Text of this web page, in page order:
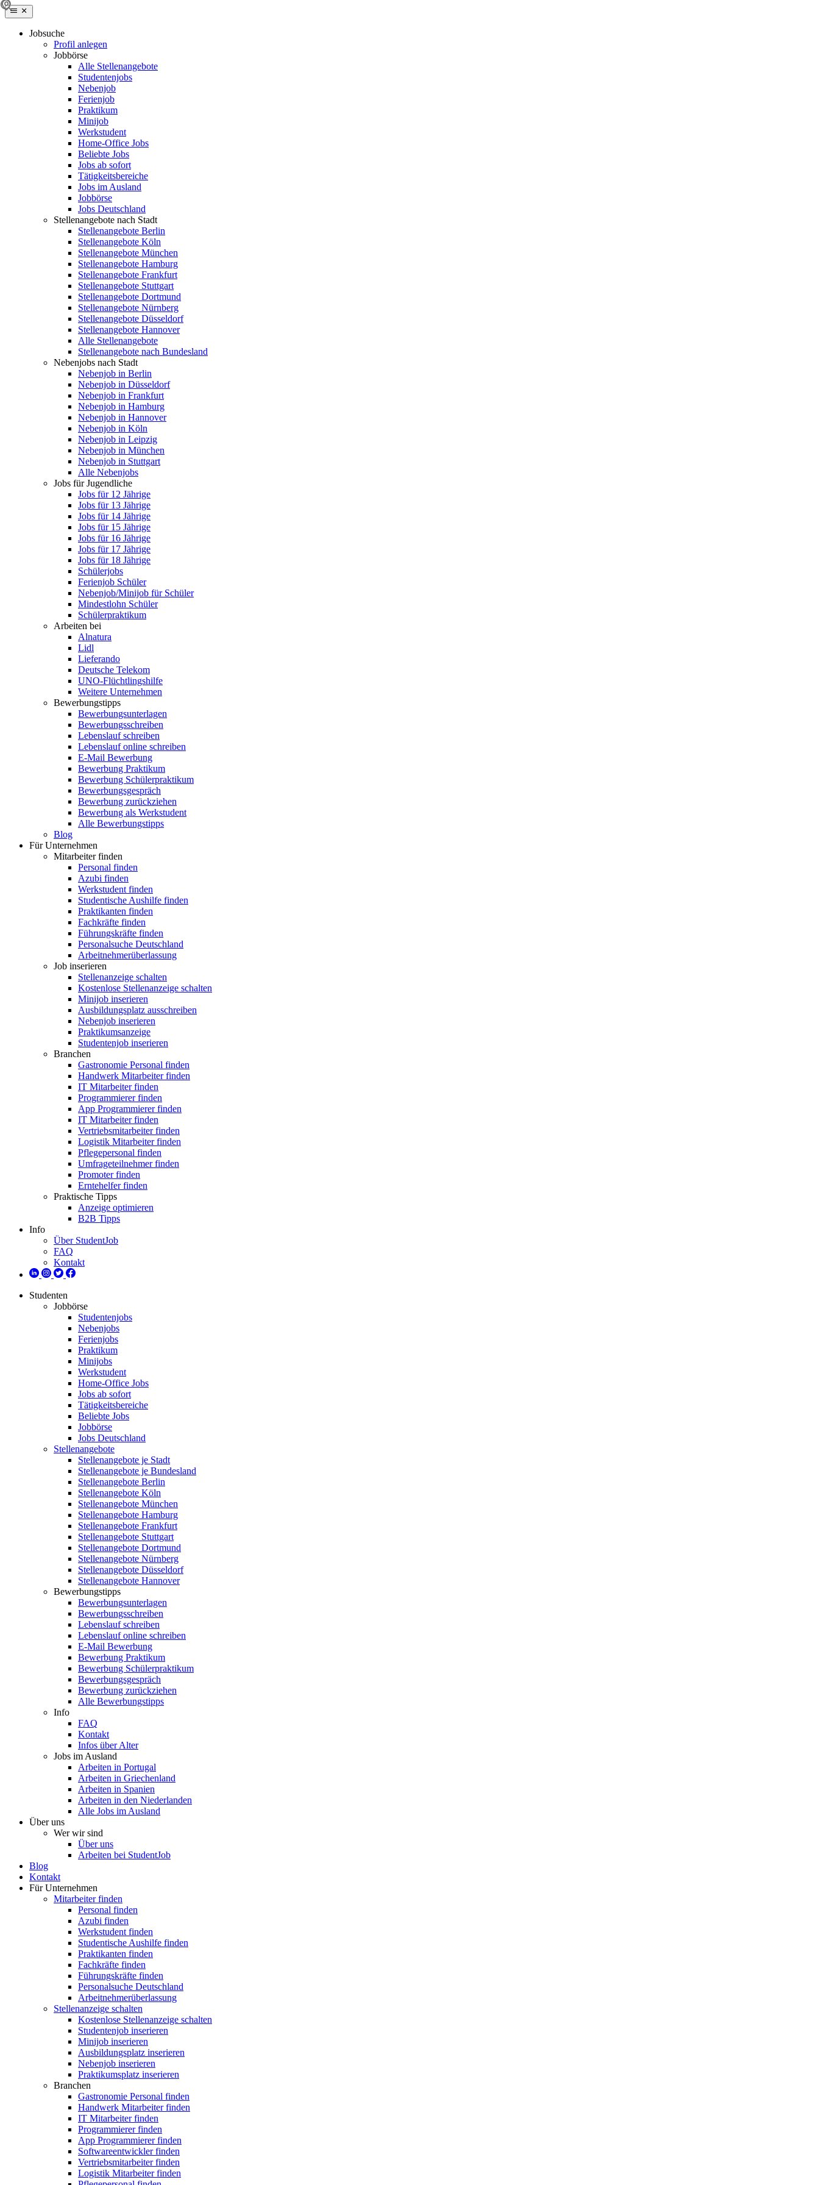
Jobsuche
Profil anlegen
Jobbörse
Alle Stellenangebote
Studentenjobs
Nebenjob
Ferienjob
Praktikum
Minijob
Werkstudent
Home-Office Jobs
Beliebte Jobs
Jobs ab sofort
Tätigkeitsbereiche
Jobs im Ausland
Jobbörse
Jobs Deutschland
Stellenangebote nach Stadt
Stellenangebote Berlin
Stellenangebote Köln
Stellenangebote München
Stellenangebote Hamburg
Stellenangebote Frankfurt
Stellenangebote Stuttgart
Stellenangebote Dortmund
Stellenangebote Nürnberg
Stellenangebote Düsseldorf
Stellenangebote Hannover
Alle Stellenangebote
Stellenangebote nach Bundesland
Nebenjobs nach Stadt
Nebenjob in Berlin
Nebenjob in Düsseldorf
Nebenjob in Frankfurt
Nebenjob in Hamburg
Nebenjob in Hannover
Nebenjob in Köln
Nebenjob in Leipzig
Nebenjob in München
Nebenjob in Stuttgart
Alle Nebenjobs
Jobs für Jugendliche
Jobs für 12 Jährige
Jobs für 13 Jährige
Jobs für 14 Jährige
Jobs für 15 Jährige
Jobs für 16 Jährige
Jobs für 17 Jährige
Jobs für 18 Jährige
Schülerjobs
Ferienjob Schüler
Nebenjob/Minijob für Schüler
Mindestlohn Schüler
Schülerpraktikum
Arbeiten bei
Alnatura
Lidl
Lieferando
Deutsche Telekom
UNO-Flüchtlingshilfe
Weitere Unternehmen
Bewerbungstipps
Bewerbungsunterlagen
Bewerbungsschreiben
Lebenslauf schreiben
Lebenslauf online schreiben
E-Mail Bewerbung
Bewerbung Praktikum
Bewerbung Schülerpraktikum
Bewerbungsgespräch
Bewerbung zurückziehen
Bewerbung als Werkstudent
Alle Bewerbungstipps
Blog
Für Unternehmen
Mitarbeiter finden
Personal finden
Azubi finden
Werkstudent finden
Studentische Aushilfe finden
Praktikanten finden
Fachkräfte finden
Führungskräfte finden
Personalsuche Deutschland
Arbeitnehmerüberlassung
Job inserieren
Stellenanzeige schalten
Kostenlose Stellenanzeige schalten
Minijob inserieren
Ausbildungsplatz ausschreiben
Nebenjob inserieren
Praktikumsanzeige
Studentenjob inserieren
Branchen
Gastronomie Personal finden
Handwerk Mitarbeiter finden
IT Mitarbeiter finden
Programmierer finden
App Programmierer finden
IT Mitarbeiter finden
Vertriebsmitarbeiter finden
Logistik Mitarbeiter finden
Pflegepersonal finden
Umfrageteilnehmer finden
Promoter finden
Erntehelfer finden
Praktische Tipps
Anzeige optimieren
B2B Tipps
Info
Über StudentJob
FAQ
Kontakt
Studenten
Jobbörse
Studentenjobs
Nebenjobs
Ferienjobs
Praktikum
Minijobs
Werkstudent
Home-Office Jobs
Jobs ab sofort
Tätigkeitsbereiche
Beliebte Jobs
Jobbörse
Jobs Deutschland
Stellenangebote
Stellenangebote je Stadt
Stellenangebote je Bundesland
Stellenangebote Berlin
Stellenangebote Köln
Stellenangebote München
Stellenangebote Hamburg
Stellenangebote Frankfurt
Stellenangebote Stuttgart
Stellenangebote Dortmund
Stellenangebote Nürnberg
Stellenangebote Düsseldorf
Stellenangebote Hannover
Bewerbungstipps
Bewerbungsunterlagen
Bewerbungsschreiben
Lebenslauf schreiben
Lebenslauf online schreiben
E-Mail Bewerbung
Bewerbung Praktikum
Bewerbung Schülerpraktikum
Bewerbungsgespräch
Bewerbung zurückziehen
Alle Bewerbungstipps
Info
FAQ
Kontakt
Infos über Alter
Jobs im Ausland
Arbeiten in Portugal
Arbeiten in Griechenland
Arbeiten in Spanien
Arbeiten in den Niederlanden
Alle Jobs im Ausland
Über uns
Wer wir sind
Über uns
Arbeiten bei StudentJob
Blog
Kontakt
Für Unternehmen
Mitarbeiter finden
Personal finden
Azubi finden
Werkstudent finden
Studentische Aushilfe finden
Praktikanten finden
Fachkräfte finden
Führungskräfte finden
Personalsuche Deutschland
Arbeitnehmerüberlassung
Stellenanzeige schalten
Kostenlose Stellenanzeige schalten
Studentenjob inserieren
Minijob inserieren
Ausbildungsplatz inserieren
Nebenjob inserieren
Praktikumsplatz inserieren
Branchen
Gastronomie Personal finden
Handwerk Mitarbeiter finden
IT Mitarbeiter finden
Programmierer finden
App Programmierer finden
Softwareentwickler finden
Vertriebsmitarbeiter finden
Logistik Mitarbeiter finden